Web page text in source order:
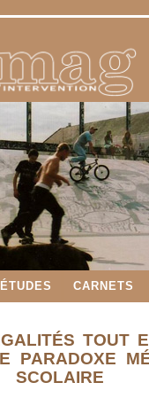
CARNETS
TOUT
PARADOXE